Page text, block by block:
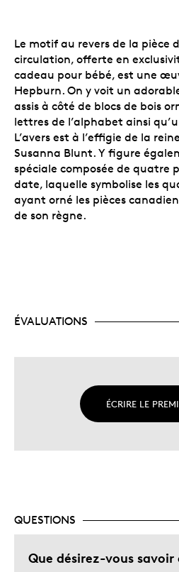
Le motif au revers de la pièce
circulation, offerte en
cadeau pour bébé, est une
Hepburn. On y voit un
assis à côté de blocs de bois
lettres de l’alphabet ainsi
L’avers est à l’effigie de la
Susanna Blunt. Y figure
spéciale composée de quatre
date, laquelle symbolise les
ayant orné les pièces
de son règne.
ÉVALUATIONS
ÉCRIRE LE
QUESTIONS
Que désirez-vous savoir